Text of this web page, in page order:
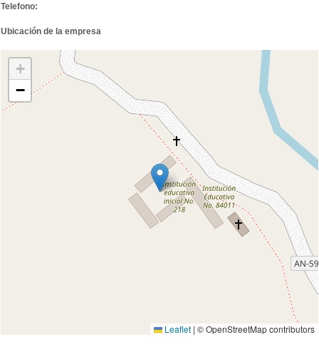
Telefono:
Ubicación de la empresa
+
−
Leaflet | © OpenStreetMap contributors